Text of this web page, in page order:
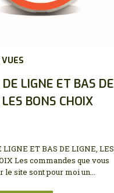
VUES
DE LIGNE ET BAS DE
BONS CHOIX
LIGNE ET BAS DE LIGNE, LES
Les commandes que vous
le site sont pour moi un...